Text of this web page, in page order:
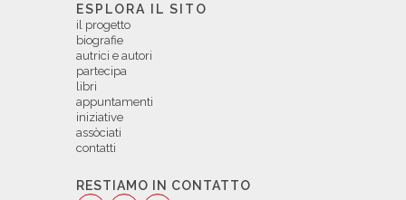
ESPLORA IL SITO
il progetto
biografie
autrici e autori
partecipa
libri
appuntamenti
iniziative
assòciati
contatti
RESTIAMO IN CONTATTO